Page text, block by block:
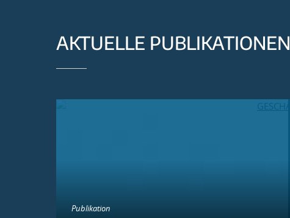
AKTUELLE PUBLIKATIONEN
Publikation